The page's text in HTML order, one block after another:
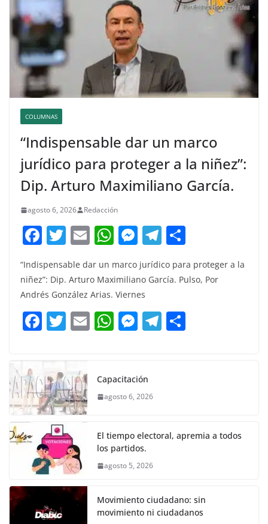
COLUMNAS
“Indispensable dar un marco
jurídico para proteger a la niñez”:
Dip. Arturo Maximiliano García.
agosto 6, 2026 Redacción
F
c
e
b
o
k
T
w
itt
er
E
ai
l
W
at
s
A
p
M
e
ss
e
n
g
T
e
a
m
m
“Indispensable dar un marco jurídico para proteger a la
niñez”: Dip. Arturo Maximiliano García. Pulso, Por
Andrés González Arias. Viernes
F
c
e
b
o
o
k
T
itt
er
E W
s
A
p
M
e
n
er
T
Capacitación
agosto 6, 2026
El tiempo electoral, apremia a todos
los partidos.
agosto 5, 2026
Movimiento ciudadano: sin
movimiento ni ciudadanos